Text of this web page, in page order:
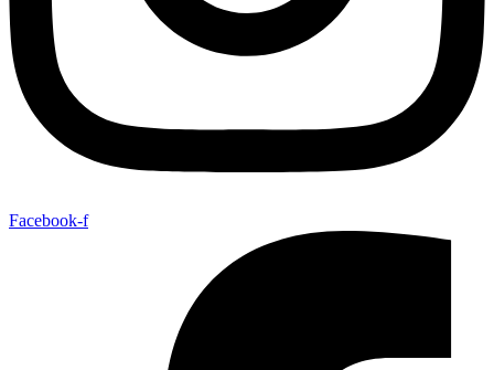
Facebook-f